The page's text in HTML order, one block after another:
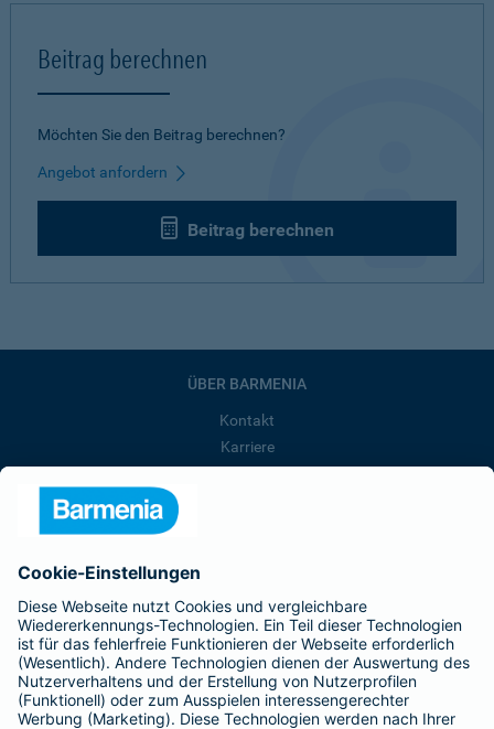
Beitrag berechnen
Möchten Sie den Beitrag berechnen?
Angebot anfordern
Beitrag berechnen
ÜBER BARMENIA
Kontakt
Karriere
Barmenia ist Teil der BarmeniaGothaer
BELIEBTE SEITEN
Kranken-Zusatzversicherung
Tierversicherungen
Haftpflichtversicherung